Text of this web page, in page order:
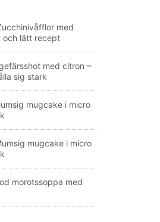
med
och lätt recept
med citron –
sig stark
mugcake i micro
mugcake i micro
morotssoppa med